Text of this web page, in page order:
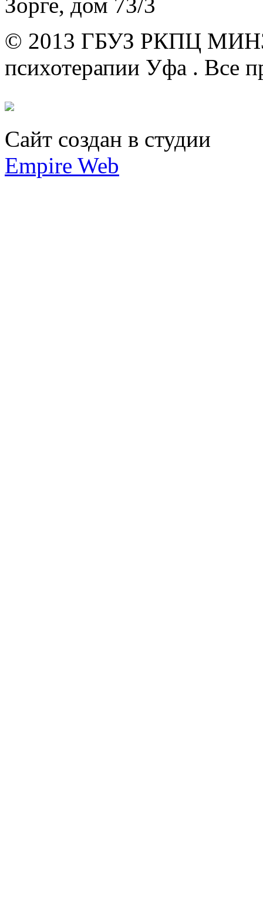
Зорге, дом 73/3
© 2013 ГБУЗ РКПЦ
психотерапии Уфа . Все
Сайт создан в студии
Empire Web